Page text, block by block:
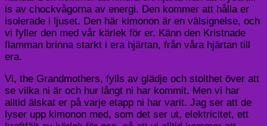
is av chockvågorna av energi. Den kommer att hålla er
isolerade i ljuset. Den här kimonon är en välsignelse, och
vi fyller den med vår kärlek för er. Känn den Kristnade
flamman brinna starkt i era hjärtan, från våra hjärtan till
era.
Vi, the Grandmothers, fylls av glädje och stolthet över att
se vilka ni är och hur långt ni har kommit. Men vi har
alltid älskat er på varje etapp ni har varit. Jag ser att de
lyser upp kimonon med, som det ser ut, elektricitet, ett